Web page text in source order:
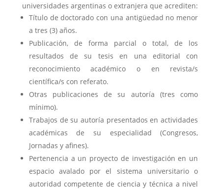
universidades argentinas o extranjera que acrediten:
Título de doctorado con una antigüedad no menor
a tres (3) años.
Publicación, de forma parcial o total, de los
resultados de su tesis en una editorial con
reconocimiento académico o en revista/s
científica/s con referato.
Otras publicaciones de su autoría (tres como
mínimo).
Trabajos de su autoría presentados en actividades
académicas de su especialidad (Congresos,
Jornadas y afines).
Pertenencia a un proyecto de investigación en un
espacio avalado por el sistema universitario o
autoridad competente de ciencia y técnica a nivel